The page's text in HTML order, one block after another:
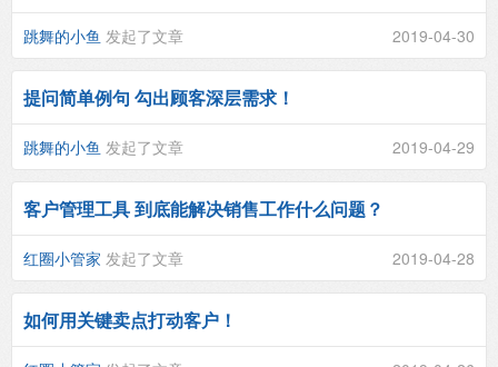
跳舞的小鱼 发起了文章 2019-04-30
提问简单例句 勾出顾客深层需求！
跳舞的小鱼 发起了文章 2019-04-29
客户管理工具 到底能解决销售工作什么问题？
红圈小管家 发起了文章 2019-04-28
如何用关键卖点打动客户！